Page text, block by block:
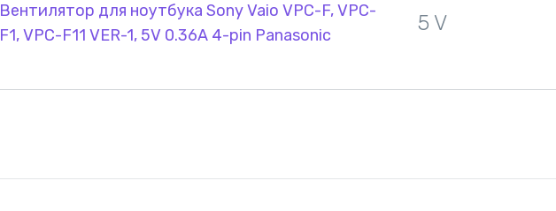
Вентилятор для ноутбука Sony Vaio VPC-F, VPC-
F1, VPC-F11 VER-1, 5V 0.36A 4-pin Panasonic
5 V